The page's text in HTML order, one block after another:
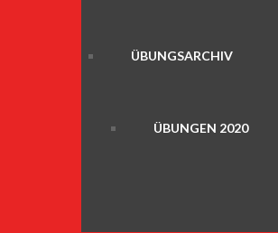
ÜBUNGSARCHIV
ÜBUNGEN 2020